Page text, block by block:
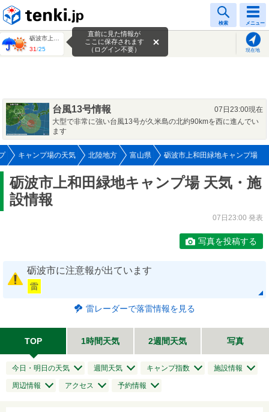
検索 メニュー
31/25 現在地
直前に見た情報が
ここに保存されます
（ログイン不要）
台風13号情報
07日23:00現在
大型で非常に強い台風13号が久米島の北約90kmを西に進んでい
ます
キャンプ場の天気 北陸地方 富山県 砺波市上和田緑地キャンプ場
砺波市上和田緑地キャンプ場 天気・施
設情報
07日23:00 発表
写真を投稿する
砺波市に注意報が出ています
雷
雷レーダーで落雷情報を見る
TOP 1時間天気 2週間天気 写真
今日・明日の天気 週間天気 キャンプ指数 施設情報
周辺情報 アクセス 予約情報